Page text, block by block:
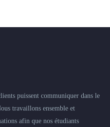
puissent communiquer dans le
travaillons ensemble et
afin que nos étudiants